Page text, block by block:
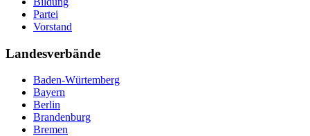
Partei
Vorstand
Landesverbände
Baden-Würtemberg
Bayern
Berlin
Brandenburg
Bremen